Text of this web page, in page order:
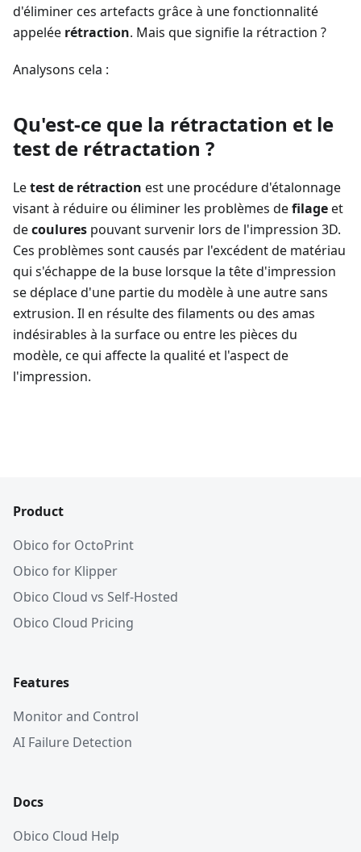
d'éliminer ces artefacts grâce à une fonctionnalité
appelée rétraction. Mais que signifie la rétraction ?
Analysons cela :
Qu'est-ce que la rétractation et le
test de rétractation ?
Letest de rétraction est une procédure d'étalonnage
visant à réduire ou éliminer les problèmes defilageet
decoulures pouvant survenir lors de l'impression 3D.
Ces problèmes sont causés par l'excédent de matériau
qui s'échappe de la buse lorsque la tête d'impression
se déplace d'une partie du modèle à une autre sans
extrusion. Il en résulte des filaments ou des amas
indésirables à la surface ou entre les pièces du
modèle, ce qui affecte la qualité et l'aspect de
l'impression.
Product
Obico for OctoPrint
Obico for Klipper
Obico Cloud vs Self-Hosted
Obico Cloud Pricing
Features
Monitor and Control
AI Failure Detection
Docs
Obico Cloud Help